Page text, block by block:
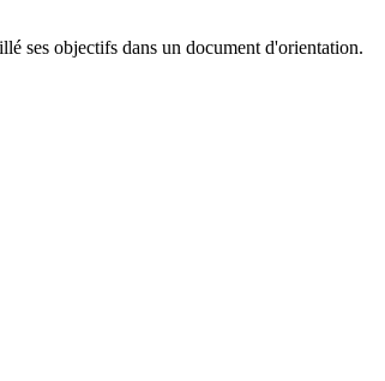
ses objectifs dans un document d'orientation.